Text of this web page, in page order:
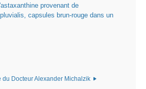
du Docteur Alexander Michalzik